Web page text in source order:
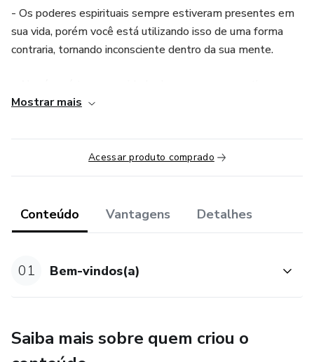
- Os poderes espirituais sempre estiveram presentes em
sua vida, porém você está utilizando isso de uma forma
contraria, tornando inconsciente dentro da sua mente.
disposto a olhar pros seus poderes espirituais que o
- Serão 2 dias de curso 15 e 16 de abril
- Suporte disponível para você tirar as suas dúvidas
- Acesso 1 ano ao Curso
Mostrar mais
Acessar produto comprado
Conteúdo Vantagens Detalhes
01 Bem-vindos(a)
Saiba mais sobre quem criou o